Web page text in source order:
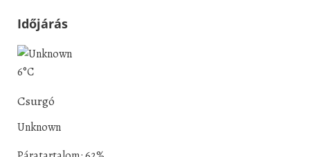
Időjárás
6°C
Csurgó
Unknown